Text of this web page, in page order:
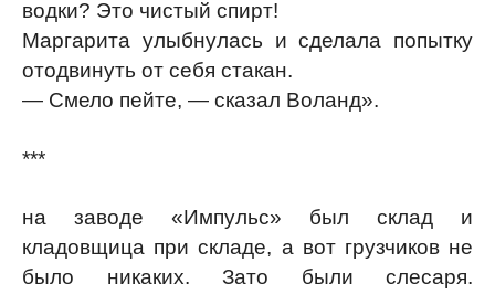
водки? Это чистый спирт!
Маргарита улыбнулась и сделала попытку
отодвинуть от себя стакан.
— Смело пейте, — сказал Воланд».
***
на заводе «Импульс» был склад и
кладовщица при складе, а вот грузчиков не
было никаких. Зато были слесаря.